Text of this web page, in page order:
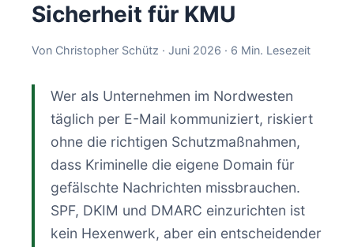
Sicherheit für KMU
Von Christopher Schütz · Juni 2026 · 6 Min. Lesezeit
Wer als Unternehmen im Nordwesten
täglich per E-Mail kommuniziert, riskiert
ohne die richtigen Schutzmaßnahmen,
dass Kriminelle die eigene Domain für
gefälschte Nachrichten missbrauchen.
SPF, DKIM und DMARC einzurichten ist
kein Hexenwerk, aber ein entscheidender